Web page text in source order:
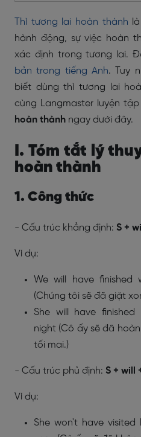
Thì tương lai hoàn thành
hành động, sự việc hoàn
xác định trong tương lai.
bản trong tiếng Anh. Tuy
biết dùng thì tương lai
cùng Langmaster luyện
hoàn thành ngay dưới đây.
I. Tóm tắt lý
hoàn thành
1. Công thức
- Cấu trúc khẳng định: S +
Ví dụ:
We will have finished
(Chúng tôi sẽ đã giặt
She will have
night (Cô ấy sẽ đã
tối mai.)
- Cấu trúc phủ định: S + will
Ví dụ:
She won't have